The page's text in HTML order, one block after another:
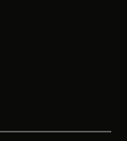
nueva
pestaña nueva
en una pestaña
en una pestaña